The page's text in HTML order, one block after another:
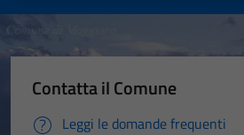
Contatta il Comune
Leggi le domande frequenti